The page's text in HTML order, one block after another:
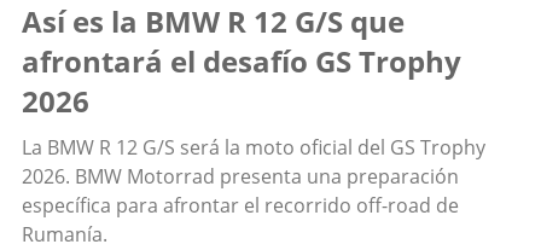
Así es la BMW R 12 G/S que
afrontará el desafío GS Trophy
2026
La BMW R 12 G/S será la moto oficial del GS Trophy
2026. BMW Motorrad presenta una preparación
específica para afrontar el recorrido off-road de
Rumanía.